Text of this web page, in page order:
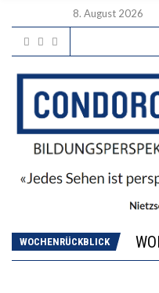
8. August 2026
WOCHENRÜCKBLICK